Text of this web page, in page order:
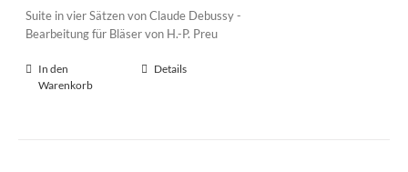
Suite in vier Sätzen von Claude Debussy -
Bearbeitung für Bläser von H.-P. Preu
In den
Warenkorb
Details